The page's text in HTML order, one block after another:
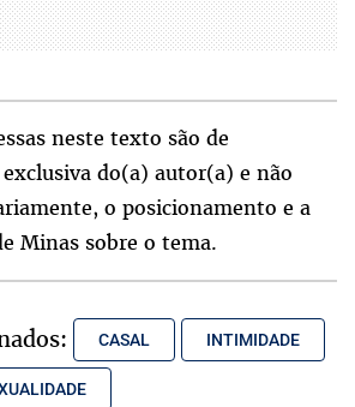
neste texto são de
do(a) autor(a) e não
o posicionamento e a
Minas sobre o tema.
CASAL INTIMIDADE